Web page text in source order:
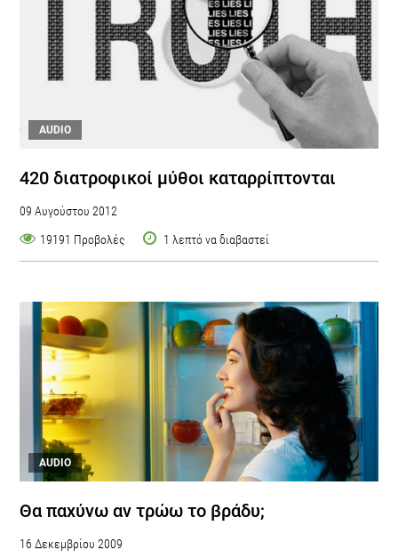
AUDIO
420 διατροφικοί μύθοι καταρρίπτονται
09 Αυγούστου 2012
19191 Προβολές
1 λεπτό να διαβαστεί
AUDIO
Θα παχύνω αν τρώω το βράδυ;
16 Δεκεμβρίου 2009